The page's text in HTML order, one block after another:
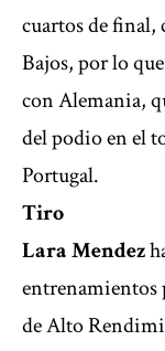
cuartos de final,
Bajos, por lo
con Alemania,
del podio en el
Portugal.
Tiro
Lara Mendez
entrenamientos
de Alto